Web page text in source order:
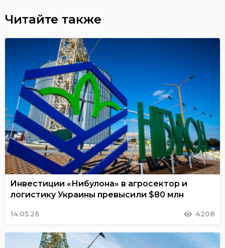
Читайте также
Инвестиции «Нибулона» в агросектор и
логистику Украины превысили $80 млн
14.05.26 4208